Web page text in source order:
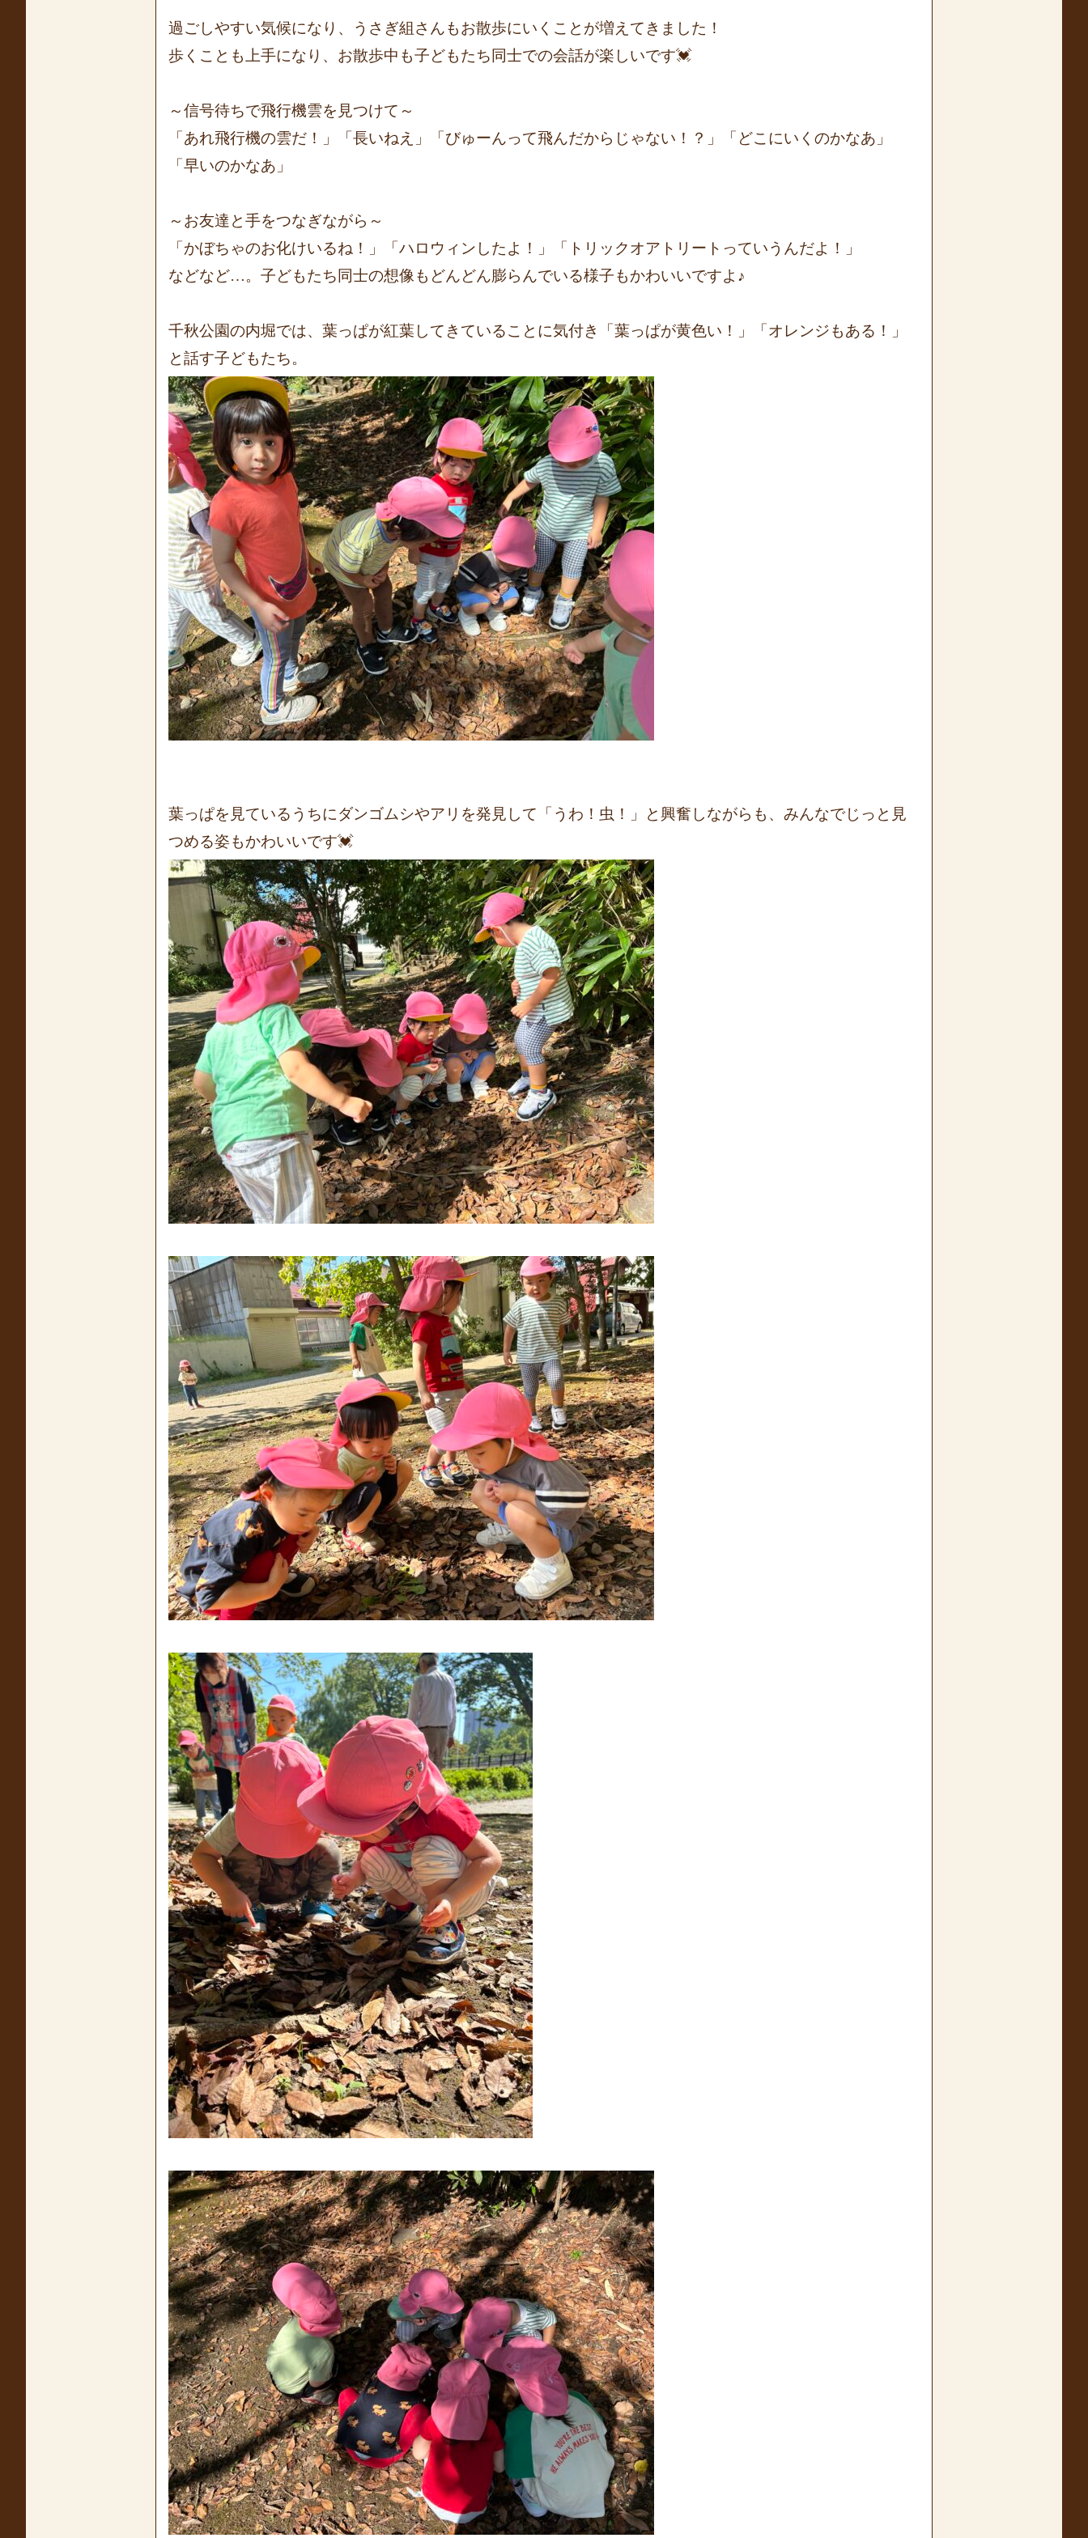
過ごしやすい気候になり、うさぎ組さんもお散歩にいくことが増えてきました！
歩くことも上手になり、お散歩中も子どもたち同士での会話が楽しいです💓
～信号待ちで飛行機雲を見つけて～
「あれ飛行機の雲だ！」「長いねえ」「びゅーんって飛んだからじゃない！？」「どこにいくのかなあ」
「早いのかなあ」
～お友達と手をつなぎながら～
「かぼちゃのお化けいるね！」「ハロウィンしたよ！」「トリックオアトリートっていうんだよ！」
などなど…。子どもたち同士の想像もどんどん膨らんでいる様子もかわいいですよ♪
千秋公園の内堀では、葉っぱが紅葉してきていることに気付き「葉っぱが黄色い！」「オレンジもある！」
と話す子どもたち。
葉っぱを見ているうちにダンゴムシやアリを発見して「うわ！虫！」と興奮しながらも、みんなでじっと見
つめる姿もかわいいです💓